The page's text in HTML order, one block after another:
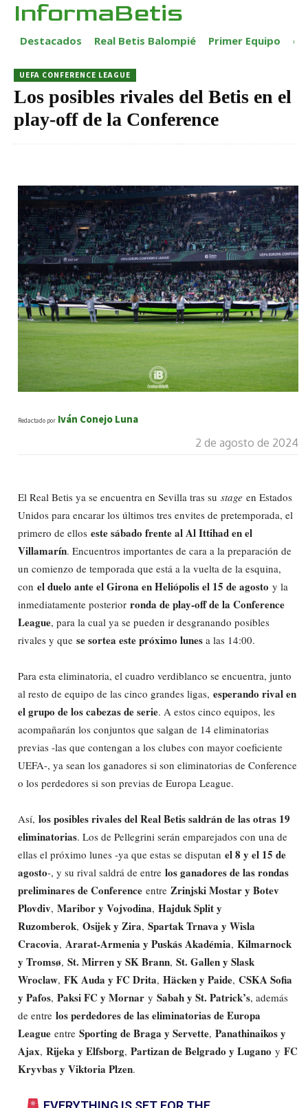
InformaBetis
Destacados Real Betis Balompié Primer Equipo
UEFA CONFERENCE LEAGUE
Los posibles rivales del Betis en el
play-off de la Conference
Redactado por Iván Conejo Luna
2 de agosto de 2024
El Real Betis ya se encuentra en Sevilla tras su stage en Estados
Unidos para encarar los últimos tres envites de pretemporada, el
primero de ellos este sábado frente al Al Ittihad en el
Villamarín. Encuentros importantes de cara a la preparación de
un comienzo de temporada que está a la vuelta de la esquina,
con el duelo ante el Girona en Heliópolis el 15 de agosto y la
inmediatamente posterior ronda de play-off de la Conference
League, para la cual ya se pueden ir desgranando posibles
rivales y que se sortea este próximo lunes a las 14:00.
Para esta eliminatoria, el cuadro verdiblanco se encuentra, junto
al resto de equipo de las cinco grandes ligas, esperando rival en
el grupo de los cabezas de serie. A estos cinco equipos, les
acompañarán los conjuntos que salgan de 14 eliminatorias
previas -las que contengan a los clubes con mayor coeficiente
UEFA-, ya sean los ganadores si son eliminatorias de Conference
o los perdedores si son previas de Europa League.
Así, los posibles rivales del Real Betis saldrán de las otras 19
eliminatorias. Los de Pellegrini serán emparejados con una de
ellas el próximo lunes -ya que estas se disputan el 8 y el 15 de
agosto-, y su rival saldrá de entre los ganadores de las rondas
preliminares de Conference entre Zrinjski Mostar y Botev
Plovdiv, Maribor y Vojvodina, Hajduk Split y
Ruzomberok, Osijek y Zira, Spartak Trnava y Wisla
Cracovia, Ararat-Armenia y Puskás Akadémia, Kilmarnock
y Tromsø, St. Mirren y SK Brann, St. Gallen y Slask
Wroclaw, FK Auda y FC Drita, Häcken y Paide, CSKA Sofia
y Pafos, Paksi FC y Mornar y Sabah y St. Patrick’s, además
de entre los perdedores de las eliminatorias de Europa
League entre Sporting de Braga y Servette, Panathinaikos y
Ajax, Rijeka y Elfsborg, Partizan de Belgrado y Lugano y FC
Kryvbas y Viktoria Plzen.